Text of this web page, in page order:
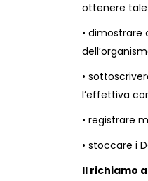
ottenere tale
•
•
l’effettiva
• registrare
• stoccare i
Il richiamo